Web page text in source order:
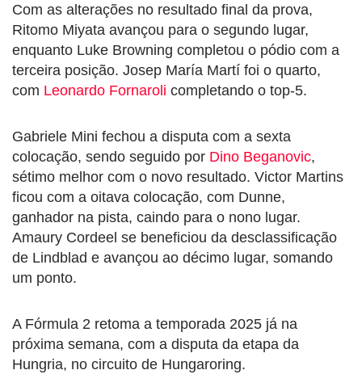
Com as alterações no resultado final da prova,
Ritomo Miyata avançou para o segundo lugar,
enquanto Luke Browning completou o pódio com a
terceira posição. Josep María Martí foi o quarto,
com Leonardo Fornaroli completando o top-5.
Gabriele Mini fechou a disputa com a sexta
colocação, sendo seguido por Dino Beganovic,
sétimo melhor com o novo resultado. Victor Martins
ficou com a oitava colocação, com Dunne,
ganhador na pista, caindo para o nono lugar.
Amaury Cordeel se beneficiou da desclassificação
de Lindblad e avançou ao décimo lugar, somando
um ponto.
A Fórmula 2 retoma a temporada 2025 já na
próxima semana, com a disputa da etapa da
Hungria, no circuito de Hungaroring.